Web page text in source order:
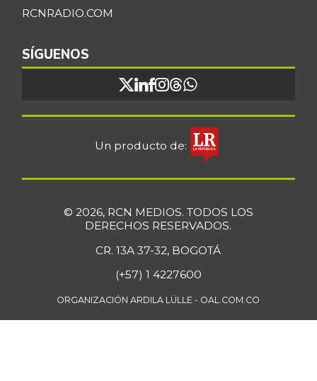
RCNRADIO.COM
SÍGUENOS
Un producto de:
© 2026, RCN MEDIOS. TODOS LOS
DERECHOS RESERVADOS.
CR. 13A 37-32, BOGOTÁ
(+57) 1 4227600
ORGANIZACIÓN ARDILA LÜLLE - OAL.COM.CO